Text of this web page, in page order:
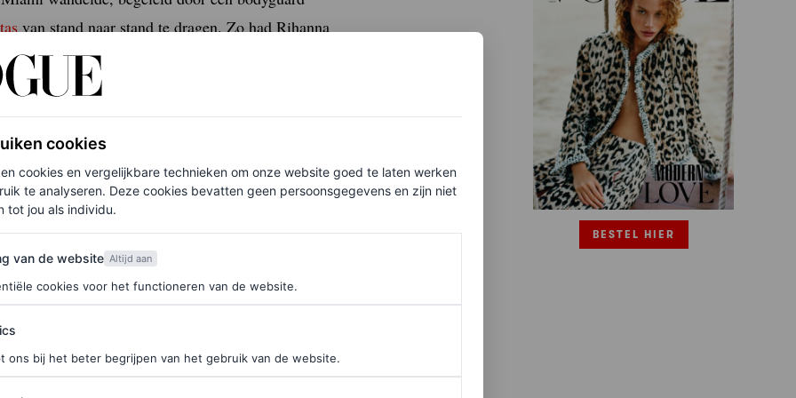
van stand naar stand te dragen. Zo had Rihanna
MM6 Maison Margiela-jurk
expres gescheurd en geladderd, met de look
panty
herfst/winter 2024-show voor
die een overweldigende montage
vastgebonden, cocktailjurken gemaakt van
bh’s. Ook Rihanna drapeerde zichzelf met een
BESTEL HIER
cookies
cookies en vergelijkbare technieken om onze website goed te laten werken
te analyseren. Deze cookies bevatten geen persoonsgegevens en zijn niet
tot jou als individu.
de website
van de website Altijd aan
cookies voor het functioneren van de website.
ons bij het beter begrijpen van het gebruik van de website.